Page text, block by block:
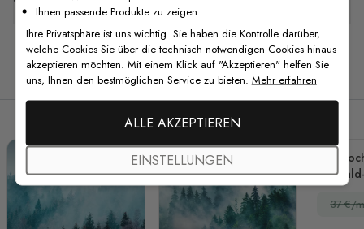
Verwandte Produkte
37 €/
Ihnen passende Produkte zu zeigen
Ihre Privatsphäre ist uns wichtig. Sie haben die Kontrolle darüber,
welche Cookies Sie über die technisch notwendigen Cookies hinaus
akzeptieren möchten. Mit einem Klick auf "Akzeptieren" helfen Sie
uns, Ihnen den bestmöglichen Service zu bieten. Mehr erfahren
ALLE AKZEPTIEREN
EINSTELLUNGEN